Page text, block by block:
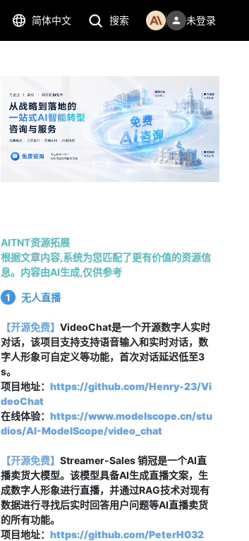
简体中文 搜索 未登录
AITNT资源拓展
根据文章内容,系统为您匹配了更有价值的资源信
息。内容由AI生成,仅供参考
1 无人直播
【开源免费】 VideoChat是一个开源数字人实时
对话，该项目支持支持语音输入和实时对话，数
字人形象可自定义等功能， 首次对话延迟低至3
s。
项目地址： https://github.com/Henry-23/Vi
deoChat
在线体验： https://www.modelscope.cn/stu
dios/AI-ModelScope/video_chat
【开源免费】 Streamer-Sales 销冠是一个AI直
播卖货大模型。该模型具备AI生成直播文案，生
成数字人形象进行直播，并通过RAG技术对现有
数据进行寻找后实时回答用户问题等AI直播卖货
的所有功能。
项目地址： https://github.com/PeterH032